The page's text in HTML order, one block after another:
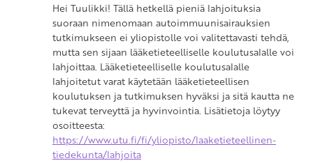
Hei Tuulikki! Tällä hetkellä pieniä lahjoituksia
suoraan nimenomaan autoimmuunisairauksien
tutkimukseen ei yliopistolle voi valitettavasti tehdä,
mutta sen sijaan lääketieteelliselle koulutusalalle voi
lahjoittaa. Lääketieteelliselle koulutusalalle
lahjoitetut varat käytetään lääketieteellisen
koulutuksen ja tutkimuksen hyväksi ja sitä kautta ne
tukevat terveyttä ja hyvinvointia. Lisätietoja löytyy
osoitteesta:
https://www.utu.fi/fi/yliopisto/laaketieteellinen-
tiedekunta/lahjoita